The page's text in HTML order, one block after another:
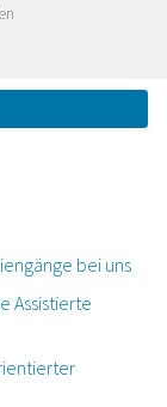
bei uns
Assistierte